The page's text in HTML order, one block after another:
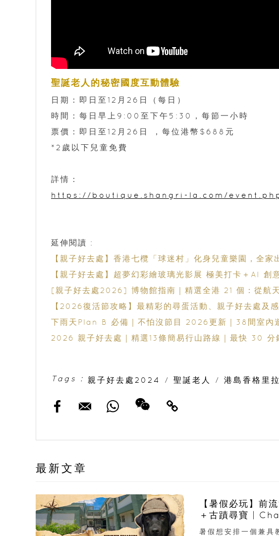
聖誕老人的秘密國度互動體驗
日期：即日至12月26日（每日）
時間：每日早上9:00至下午5:30，每節一小時
票價：即日至12月26日 ，每位港幣$688元
*2歲以下兒童免費
詳情：
https://boutique.shangri-la.com/
延伸閱讀 :
【親子好去處】香港七欖「球迷村」化身兒童樂園，全家
【親子好去處】超夢幻彩繪玻璃光影展 極美打卡＋AI 創
[親子好去處2026] 博物館指南｜精選全港 21 個：從航
【2026復活節攻略】最精彩的尋蛋活動、親子好去處及
下雨天Plan B 必備｜不怕沒節目 2026更新｜38間室內
2026 親子好去處｜精選13條簡易行山路線｜最快 30 分
Tags : 親子好去處2024 / 聖誕老人 / 港島香格里拉
最新文章
【暑假必玩】前
＋古蹟尋寶 |
暑假想安排一個兼具